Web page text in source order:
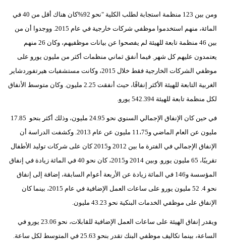
ومن بين 123 منظمة استجابة لطلب الكلية "نحو 92%كان هناك أقل من 40 في
المائة، منهم استخدموا موظفي شركات خارجية في عام 2015. ووجدوا أن من
بين 46 منظمة تابعة للهيئة لم يفصحوا عن بيانات موظفيهم، وكان 26 منهم
يعتمدون عليهم كل شهر. فيما أنفق ثماني منظمات أكثر من مليون يورو على
موظفي الشركات الخارجية فقط خلال 2015، وكانت مستشفيات هيرتفوردشاير
الغربية التابعة للهيئة الأكثر إنفاقًا، حيث أنفقت 2.25 مليون. وكان متوسط الأنفاق
لكل منظمة تابعة للهيئة 542.394 يورو.
في حين كان الإنفاق الإجمالي السنوي نحو 24.95 مليون، وذلك أكثر بنحو 17.85
مليون عن العام الماضي و11،75 مليون عن عام 2013. وكشفت الدراسة أن
الإنفاق الإجمالي في الفترة ما بين 2012 و2015 كان على شركات توليد الأطفال
تقريبًا، 65 مليون يورو. وبين 2014 و2015، كان نحو 40 في المائة زيادة في إنفاق
المؤسسة و146 في المائة زيادة عن الأربعة أعوام السابقة، إضافة إلى إنفاق
نحو 4. 52 مليون يورو على ساعات العمل الإضافية في عام 2015، بينما كان
الإنفاق على موظفي الخدمات البنكية نحو 43.23 مليون.
ويقدر إنفاق الهيئة على ساعات العمل الإضافية للقابلات، نحو 23.06 يورو في
الساعة، بينما تكاليف موظفي البنك تقدر بنحو 25.63 في المتوسط لكل ساعة.